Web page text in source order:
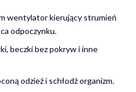
wentylator kierujący strumień
odpoczynku.
beczki bez pokryw i inne
odzież i schłodź organizm.